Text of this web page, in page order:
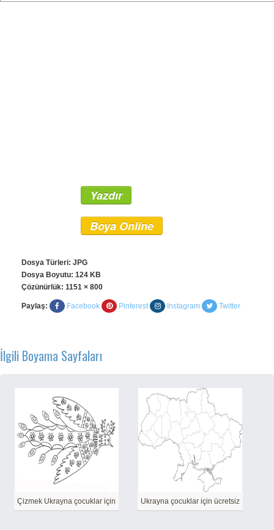
Yazdır
Boya Online
Dosya Türleri: JPG
Dosya Boyutu: 124 KB
Çözünürlük: 1151 × 800
Paylaş: Facebook Pinterest Instagram Twitter
İlgili Boyama Sayfaları
Çizmek Ukrayna çocuklar için Ukrayna çocuklar için ücretsiz